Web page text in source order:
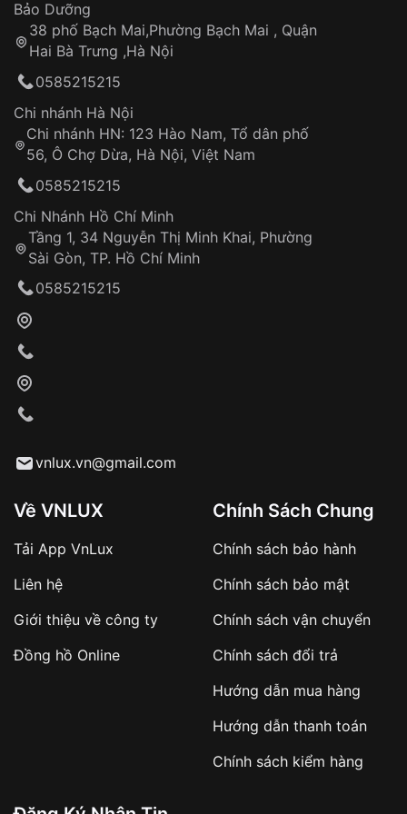
Thời gian tính từ khi xác nhận đơn hàng thành
công
Hotline: 0585 215 215
Từ khóa SEO:
Khách hàng kiểm tra và thanh toán trực tiếp
Từ khóa SEO:
sản phẩm đặc biệt
hàng
Số tiền còn lại thanh toán khi nhận hàng hoặc
✔️ Đảm bảo xử lý đơn hàng nhanh chóng
✔️ Hạn chế tình trạng hủy đơn không mong
Sản phẩm đã bị:
Tự ý sửa chữa
thống VNLUX
Đảm bảo quyền lợi khách hàng
Đồng hành cùng khách hàng trong suốt quá
trình sử dụng
Bảo Dưỡng
38 phố Bạch Mai,Phường Bạch Mai , Quận
Hai Bà Trưng ,Hà Nội
0585215215
Chi nhánh Hà Nội
Chi nhánh HN: 123 Hào Nam, Tổ dân phố
56, Ô Chợ Dừa, Hà Nội, Việt Nam
0585215215
Chi Nhánh Hồ Chí Minh
Tầng 1, 34 Nguyễn Thị Minh Khai, Phường
Sài Gòn, TP. Hồ Chí Minh
0585215215
vnlux.vn@gmail.com
Về VNLUX
Tải App VnLux
Liên hệ
Giới thiệu về công ty
Đồng hồ Online
Chính Sách Chung
Chính sách bảo hành
Chính sách bảo mật
Chính sách vận chuyển
Chính sách đổi trả
Hướng dẫn mua hàng
Hướng dẫn thanh toán
Chính sách kiểm hàng